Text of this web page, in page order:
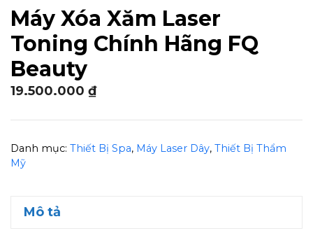
Máy Xóa Xăm Laser
Toning Chính Hãng FQ
Beauty
19.500.000 ₫
Danh mục: Thiết Bị Spa, Máy Laser Dây, Thiết Bị Thẩm
Mỹ
Mô tả